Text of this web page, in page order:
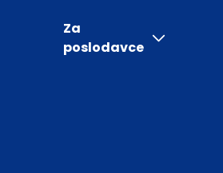
Za
poslodavce